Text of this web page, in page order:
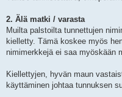
2. Älä matki / varasta
Muilta palstoilta tunnettujen
kielletty. Tämä koskee myös
nimimerkkejä ei saa myöskään
Kiellettyjen, hyvän maun
käyttäminen johtaa tunnuksen